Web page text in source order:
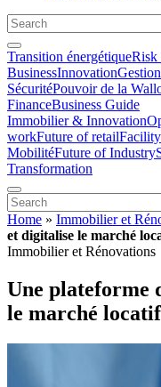
Transition énergétiqueRisk
BusinessInnovation
SécuritéPouvoir de la
FinanceBusiness Guide
Immobilier & Innovation
workFuture of retail
MobilitéFuture of Industry
Transformation
Home » Immobilier et
et digitalise le marché
Immobilier et Rénovations
Une plateforme
le marché